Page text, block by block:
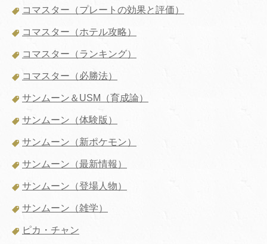
コマスター（プレートの効果と評価）
コマスター（ホテル攻略）
コマスター（ランキング）
コマスター（必勝法）
サンムーン＆USM（育成論）
サンムーン（体験版）
サンムーン（新ポケモン）
サンムーン（最新情報）
サンムーン（登場人物）
サンムーン（雑学）
ピカ・チャン